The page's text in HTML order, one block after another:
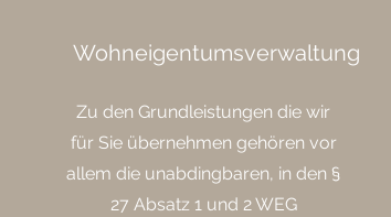
Wohneigentumsverwaltung
Zu den Grundleistungen die wir
für Sie übernehmen gehören vor
allem die unabdingbaren, in den §
27 Absatz 1 und 2 WEG